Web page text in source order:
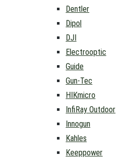
Dentler
Dipol
DJI
Electrooptic
Guide
Gun-Tec
HIKmicro
InfiRay Outdoor
Innogun
Kahles
Keeppower